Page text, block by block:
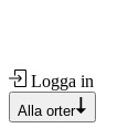
Logga in
Alla orter